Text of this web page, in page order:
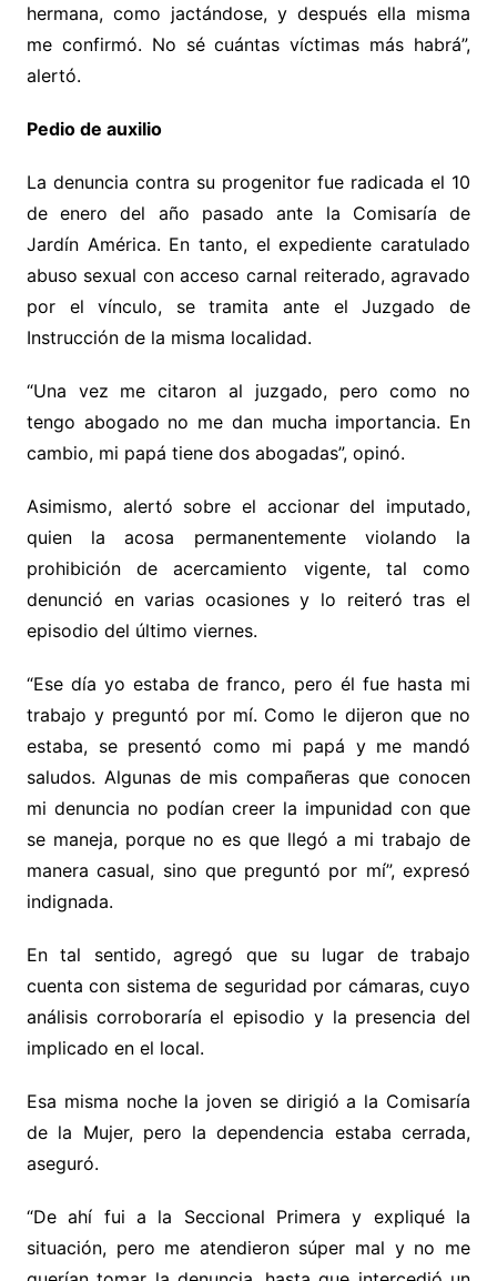
hermana, como jactándose, y después ella misma
me confirmó. No sé cuántas víctimas más habrá”,
alertó.
Pedio de auxilio
La denuncia contra su progenitor fue radicada el 10
de enero del año pasado ante la Comisaría de
Jardín América. En tanto, el expediente caratulado
abuso sexual con acceso carnal reiterado, agravado
por el vínculo, se tramita ante el Juzgado de
Instrucción de la misma localidad.
“Una vez me citaron al juzgado, pero como no
tengo abogado no me dan mucha importancia. En
cambio, mi papá tiene dos abogadas”, opinó.
Asimismo, alertó sobre el accionar del imputado,
quien la acosa permanentemente violando la
prohibición de acercamiento vigente, tal como
denunció en varias ocasiones y lo reiteró tras el
episodio del último viernes.
“Ese día yo estaba de franco, pero él fue hasta mi
trabajo y preguntó por mí. Como le dijeron que no
estaba, se presentó como mi papá y me mandó
saludos. Algunas de mis compañeras que conocen
mi denuncia no podían creer la impunidad con que
se maneja, porque no es que llegó a mi trabajo de
manera casual, sino que preguntó por mí”, expresó
indignada.
En tal sentido, agregó que su lugar de trabajo
cuenta con sistema de seguridad por cámaras, cuyo
análisis corroboraría el episodio y la presencia del
implicado en el local.
Esa misma noche la joven se dirigió a la Comisaría
de la Mujer, pero la dependencia estaba cerrada,
aseguró.
“De ahí fui a la Seccional Primera y expliqué la
situación, pero me atendieron súper mal y no me